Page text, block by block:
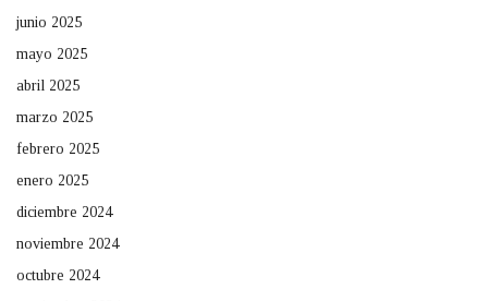
junio 2025
mayo 2025
abril 2025
marzo 2025
febrero 2025
enero 2025
diciembre 2024
noviembre 2024
octubre 2024